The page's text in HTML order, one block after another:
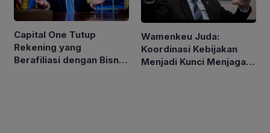
Capital One Tutup
Rekening yang
Berafiliasi dengan Bisnis
Wamenkeu Juda:
Koordinasi Kebijakan
Menjadi Kunci Menjaga